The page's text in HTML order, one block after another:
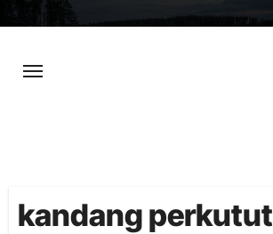
content
kandang perkutut